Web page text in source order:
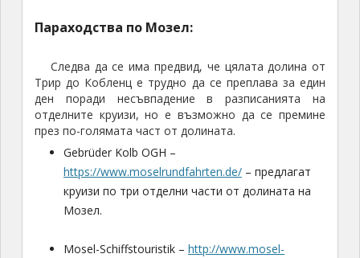
Параходства по Мозел:
Следва да се има предвид, че цялата долина от
Трир до Кобленц е трудно да се преплава за един
ден поради несъвпадение в разписанията на
отделните круизи, но е възможно да се премине
през по-голямата част от долината.
Gebrüder Kolb OGH –
https://www.moselrundfahrten.de/– предлагат
круизи по три отделни части от долината на
Мозел.
Mosel-Schiffstouristik – http://www.mosel-